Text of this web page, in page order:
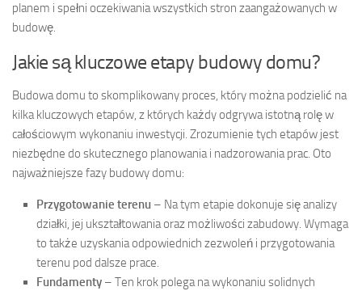
planem i spełni oczekiwania wszystkich stron zaangażowanych w
budowę.
Jakie są kluczowe etapy budowy domu?
Budowa domu to skomplikowany proces, który można podzielić na
kilka kluczowych etapów, z których każdy odgrywa istotną rolę w
całościowym wykonaniu inwestycji. Zrozumienie tych etapów jest
niezbędne do skutecznego planowania i nadzorowania prac. Oto
najważniejsze fazy budowy domu:
Przygotowanie terenu – Na tym etapie dokonuje się analizy
działki, jej ukształtowania oraz możliwości zabudowy. Wymaga
to także uzyskania odpowiednich zezwoleń i przygotowania
terenu pod dalsze prace.
Fundamenty – Ten krok polega na wykonaniu solidnych